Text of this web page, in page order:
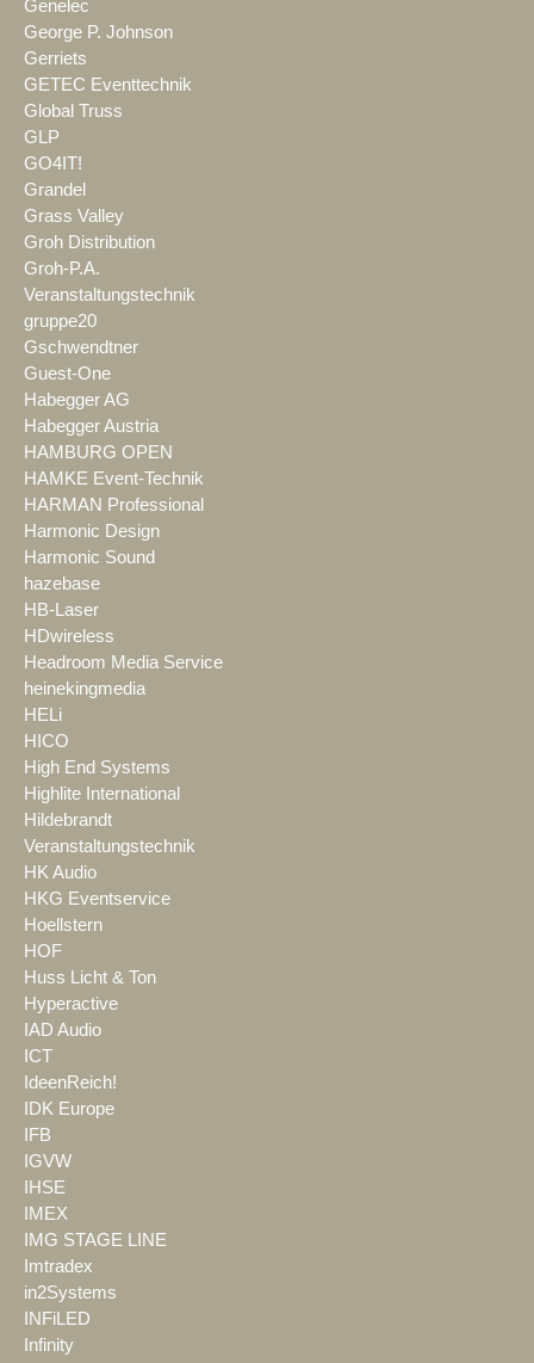
Genelec
George P. Johnson
Gerriets
GETEC Eventtechnik
Global Truss
GLP
GO4IT!
Grandel
Grass Valley
Groh Distribution
Groh-P.A.
Veranstaltungstechnik
gruppe20
Gschwendtner
Guest-One
Habegger AG
Habegger Austria
HAMBURG OPEN
HAMKE Event-Technik
HARMAN Professional
Harmonic Design
Harmonic Sound
hazebase
HB-Laser
HDwireless
Headroom Media Service
heinekingmedia
HELi
HICO
High End Systems
Highlite International
Hildebrandt
Veranstaltungstechnik
HK Audio
HKG Eventservice
Hoellstern
HOF
Huss Licht & Ton
Hyperactive
IAD Audio
ICT
IdeenReich!
IDK Europe
IFB
IGVW
IHSE
IMEX
IMG STAGE LINE
Imtradex
in2Systems
INFiLED
Infinity